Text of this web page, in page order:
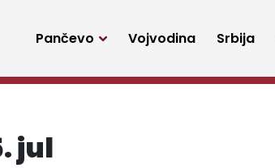
Pančevo Vojvodina Srbija
jul